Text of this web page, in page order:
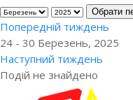
Обрати
Попередній тиждень
24 - 30 Березень, 2025
Наступний тиждень
Подій не знайдено